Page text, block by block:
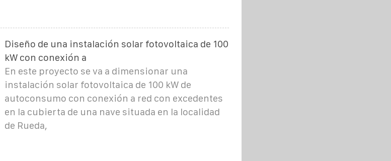
Diseño de una instalación solar fotovoltaica de 100
kW con conexión a
En este proyecto se va a dimensionar una
instalación solar fotovoltaica de 100 kW de
autoconsumo con conexión a red con excedentes
en la cubierta de una nave situada en la localidad
de Rueda,